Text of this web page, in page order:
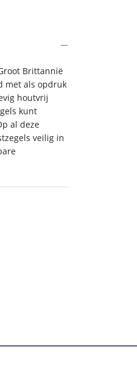
Brittannië
met als opdruk
houtvrij
kunt
al deze
veilig in